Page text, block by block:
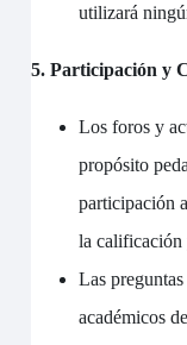
utilizará
5. Participación y
Los foros y
propósito
participación
la
Las
académicos